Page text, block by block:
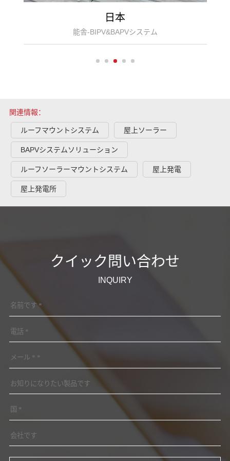
日本
能舎-BIPV&BAPVシステム
関連情報：
ルーフマウントシステム 屋上ソーラー
BAPVシステムソリューション
ルーフソーラーマウントシステム 屋上発電
屋上発電所
クイック問い合わせ
INQUIRY